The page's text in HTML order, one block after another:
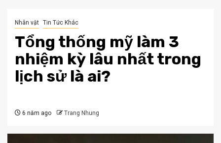
Nhân vật Tin Tức Khác
Tổng thống mỹ làm 3
nhiệm kỳ lâu nhất trong
lịch sử là ai?
6 năm ago Trang Nhung